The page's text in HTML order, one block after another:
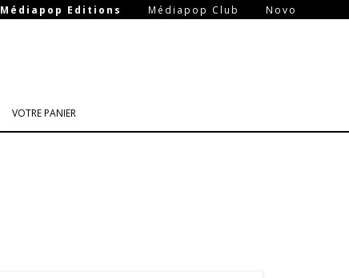
Médiapop Editions Médiapop Club Novo
au
VOTRE PANIER